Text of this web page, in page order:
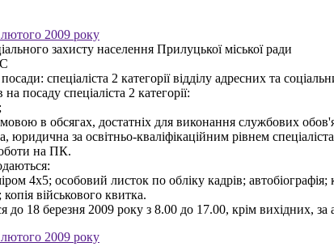
2009 року
захисту населення Прилуцької міської ради
спеціаліста 2 категорії відділу адресних та
посаду спеціаліста 2 категорії:
в обсягах, достатніх для виконання службових
юридична за освітньо-кваліфікаційним рівнем
на ПК.
4х5; особовий листок по обліку кадрів;
військового квитка.
18 березня 2009 року з 8.00 до 17.00, крім вихідних,
2009 року